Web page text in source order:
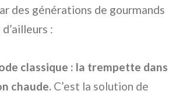
des générations de gourmands
:
classique : la trempette dans
chaude. C’est la solution de